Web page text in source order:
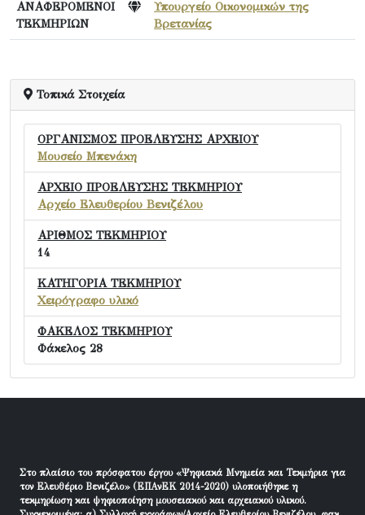
ΑΝΑΦΕΡΟΜΕΝΟΙ
ΤΕΚΜΗΡΙΩΝ
Υπουργείο Οικονομικών της
Βρετανίας
Τοπικά Στοιχεία
ΟΡΓΑΝΙΣΜΟΣ ΠΡΟΕΛΕΥΣΗΣ ΑΡΧΕΙΟΥ
Μουσείο Μπενάκη
ΑΡΧΕΙΟ ΠΡΟΕΛΕΥΣΗΣ ΤΕΚΜΗΡΙΟΥ
Αρχείο Ελευθερίου Βενιζέλου
ΑΡΙΘΜΟΣ ΤΕΚΜΗΡΙΟΥ
14
ΚΑΤΗΓΟΡΙΑ ΤΕΚΜΗΡΙΟΥ
Χειρόγραφο υλικό
ΦΑΚΕΛΟΣ ΤΕΚΜΗΡΙΟΥ
Φάκελος 28
Στο πλαίσιο του πρόσφατου έργου «Ψηφιακά Μνημεία και Τεκμήρια για
τον Ελευθέριο Βενιζέλο» (ΕΠΑνΕΚ 2014-2020) υλοποιήθηκε η
τεκμηρίωση και ψηφιοποίηση μουσειακού και αρχειακού υλικού.